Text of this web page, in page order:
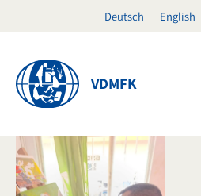
Deutsch English
VDMFK